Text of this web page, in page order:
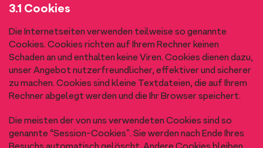
3.1 Cookies
Die Internetseiten verwenden teilweise so genannte
Cookies. Cookies richten auf Ihrem Rechner keinen
Schaden an und enthalten keine Viren. Cookies dienen dazu,
unser Angebot nutzerfreundlicher, effektiver und sicherer
zu machen. Cookies sind kleine Textdateien, die auf Ihrem
Rechner abgelegt werden und die Ihr Browser speichert.
Die meisten der von uns verwendeten Cookies sind so
genannte “Session-Cookies”. Sie werden nach Ende Ihres